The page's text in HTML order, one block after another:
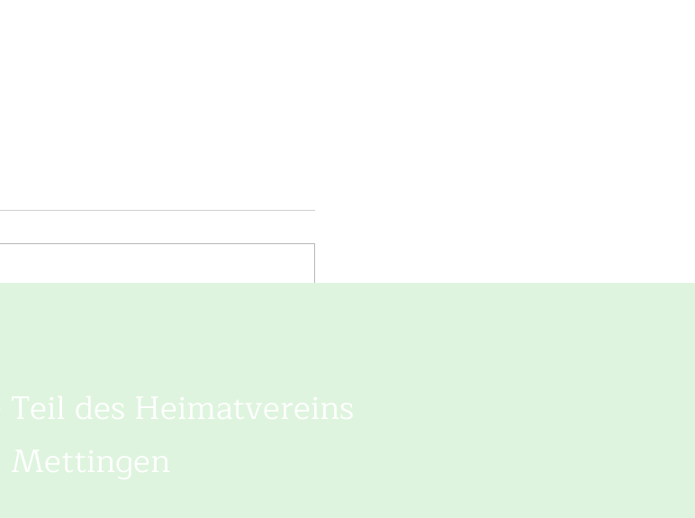
des Heimatvereins
Mettingen